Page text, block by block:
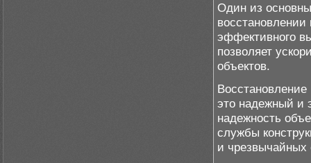
Один из
восстановлении
эффективного
позволяет
объектов.
это надежный и
надежность
службы
и чрезвычайных